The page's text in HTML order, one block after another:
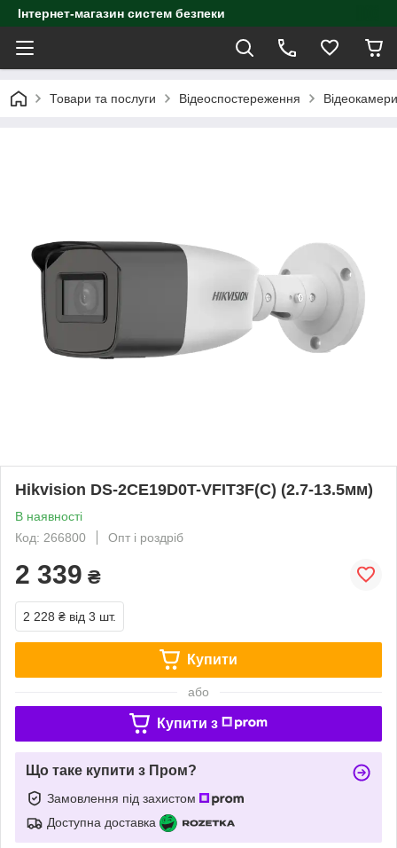
Інтернет-магазин систем безпеки
Товари та послуги Відеоспостереження
Hikvision DS-2CE19D0T-VFIT3F(C) (2.7-13.5мм)
В наявності
Код: 266800
Опт і роздріб
2 339 ₴
2 228 ₴ від 3 шт.
Купити
або
Купити з
Що таке купити з Пром?
Замовлення під захистом
Доступна доставка